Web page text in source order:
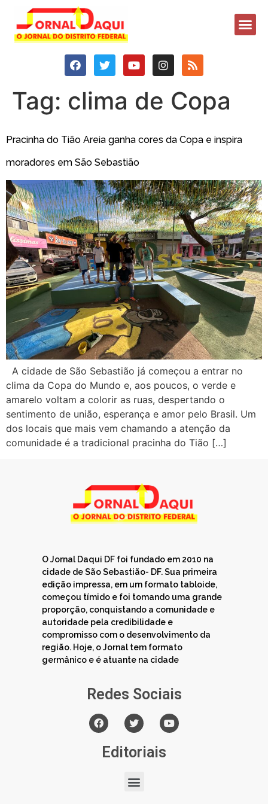
Tag: clima de Copa
Pracinha do Tião Areia ganha cores da Copa e inspira
moradores em São Sebastião
A cidade de São Sebastião já começou a entrar no
clima da Copa do Mundo e, aos poucos, o verde e
amarelo voltam a colorir as ruas, despertando o
sentimento de união, esperança e amor pelo Brasil. Um
dos locais que mais vem chamando a atenção da
comunidade é a tradicional pracinha do Tião […]
O Jornal Daqui DF foi fundado em 2010 na
cidade de São Sebastião- DF. Sua primeira
edição impressa, em um formato tabloide,
começou tímido e foi tomando uma grande
proporção, conquistando a comunidade e
autoridade pela credibilidade e
compromisso com o desenvolvimento da
região. Hoje, o Jornal tem formato
germânico e é atuante na cidade
Redes Sociais
Editoriais